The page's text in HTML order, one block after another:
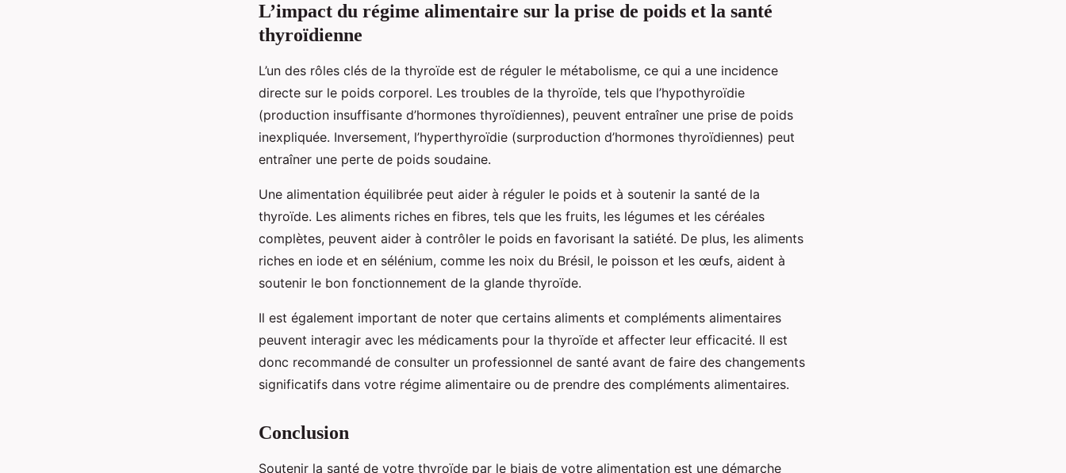
L’impact du régime alimentaire sur la prise de poids et la santé
thyroïdienne
L’un des rôles clés de la thyroïde est de réguler le métabolisme, ce qui a une incidence
directe sur le poids corporel. Les troubles de la thyroïde, tels que l’hypothyroïdie
(production insuffisante d’hormones thyroïdiennes), peuvent entraîner une prise de poids
inexpliquée. Inversement, l’hyperthyroïdie (surproduction d’hormones thyroïdiennes) peut
entraîner une perte de poids soudaine.
Une alimentation équilibrée peut aider à réguler le poids et à soutenir la santé de la
thyroïde. Les aliments riches en fibres, tels que les fruits, les légumes et les céréales
complètes, peuvent aider à contrôler le poids en favorisant la satiété. De plus, les aliments
riches en iode et en sélénium, comme les noix du Brésil, le poisson et les œufs, aident à
soutenir le bon fonctionnement de la glande thyroïde.
Il est également important de noter que certains aliments et compléments alimentaires
peuvent interagir avec les médicaments pour la thyroïde et affecter leur efficacité. Il est
donc recommandé de consulter un professionnel de santé avant de faire des changements
significatifs dans votre régime alimentaire ou de prendre des compléments alimentaires.
Conclusion
Soutenir la santé de votre thyroïde par le biais de votre alimentation est une démarche